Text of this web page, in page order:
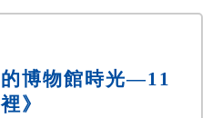
的博物館時光—11
》